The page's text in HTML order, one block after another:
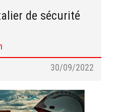
de sécurité
30/09/2022